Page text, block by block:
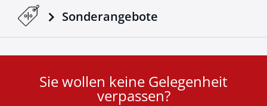
Sonderangebote
Sie wollen keine Gelegenheit
verpassen?